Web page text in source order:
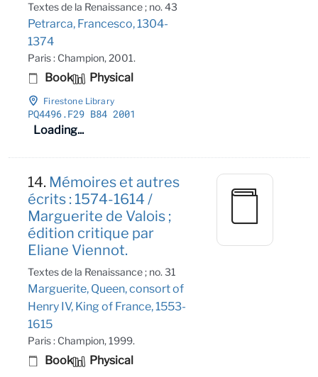
Textes de la Renaissance ; no. 43
Petrarca, Francesco, 1304-
1374
Paris : Champion, 2001.
Book Physical
Firestone Library
PQ4496.F29 B84 2001
Loading...
14. Mémoires et autres
écrits : 1574-1614 /
Marguerite de Valois ;
édition critique par
Eliane Viennot.
Textes de la Renaissance ; no. 31
Marguerite, Queen, consort of
Henry IV, King of France, 1553-
1615
Paris : Champion, 1999.
Book Physical